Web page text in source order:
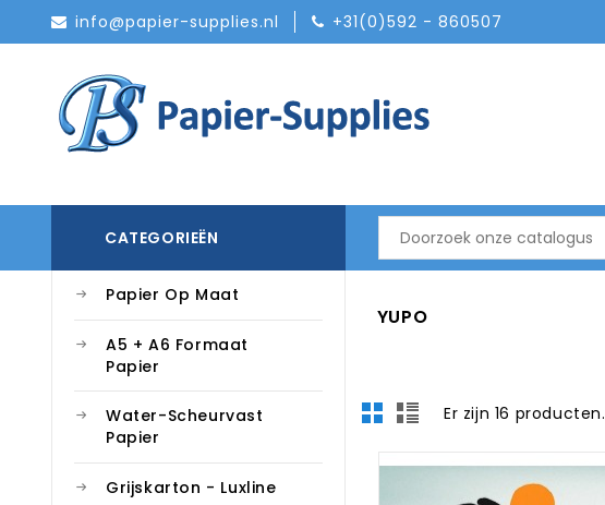
info@papier-supplies.nl +31(0)592 - 860507
CATEGORIEËN
Papier Op Maat
A5 + A6 Formaat
Papier
Water-Scheurvast
Papier
Grijskarton - Luxline
YUPO
Er zijn 16 producten.